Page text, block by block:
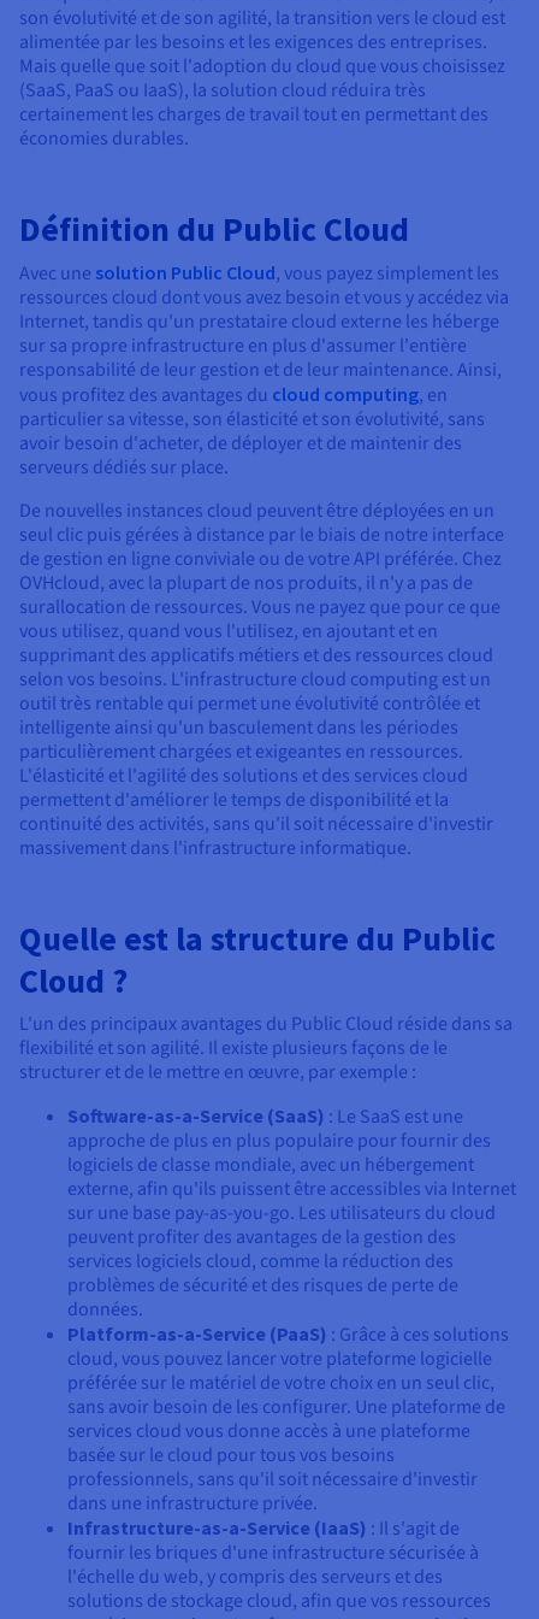
Tarifs
Disponibilités par régions
Documentation
Roadmap & Changelog
Observabilité
Roadmap & Changelog
Roadmap & Changelog
Roadmap & Changelog
Documentation
Roadmap & Changelog
son évolutivité et de son agilité, la transition vers le cloud est
alimentée par les besoins et les exigences des entreprises.
Mais quelle que soit l'adoption du cloud que vous choisissez
(SaaS, PaaS ou IaaS), la solution cloud réduira très
certainement les charges de travail tout en permettant des
économies durables.
Définition du Public Cloud
Avec une solution Public Cloud, vous payez simplement les
ressources cloud dont vous avez besoin et vous y accédez via
Internet, tandis qu'un prestataire cloud externe les héberge
sur sa propre infrastructure en plus d'assumer l'entière
responsabilité de leur gestion et de leur maintenance. Ainsi,
vous profitez des avantages du cloud computing, en
particulier sa vitesse, son élasticité et son évolutivité, sans
avoir besoin d'acheter, de déployer et de maintenir des
serveurs dédiés sur place.
De nouvelles instances cloud peuvent être déployées en un
seul clic puis gérées à distance par le biais de notre interface
de gestion en ligne conviviale ou de votre API préférée. Chez
OVHcloud, avec la plupart de nos produits, il n'y a pas de
surallocation de ressources. Vous ne payez que pour ce que
vous utilisez, quand vous l'utilisez, en ajoutant et en
supprimant des applicatifs métiers et des ressources cloud
selon vos besoins. L'infrastructure cloud computing est un
outil très rentable qui permet une évolutivité contrôlée et
intelligente ainsi qu'un basculement dans les périodes
particulièrement chargées et exigeantes en ressources.
L'élasticité et l'agilité des solutions et des services cloud
permettent d'améliorer le temps de disponibilité et la
continuité des activités, sans qu'il soit nécessaire d'investir
massivement dans l'infrastructure informatique.
Quelle est la structure du Public
Cloud ?
L'un des principaux avantages du Public Cloud réside dans sa
flexibilité et son agilité. Il existe plusieurs façons de le
structurer et de le mettre en œuvre, par exemple :
Software-as-a-Service (SaaS) : Le SaaS est une
approche de plus en plus populaire pour fournir des
logiciels de classe mondiale, avec un hébergement
externe, afin qu'ils puissent être accessibles via Internet
sur une base pay-as-you-go. Les utilisateurs du cloud
peuvent profiter des avantages de la gestion des
services logiciels cloud, comme la réduction des
problèmes de sécurité et des risques de perte de
données.
Platform-as-a-Service (PaaS) : Grâce à ces solutions
cloud, vous pouvez lancer votre plateforme logicielle
préférée sur le matériel de votre choix en un seul clic,
sans avoir besoin de les configurer. Une plateforme de
services cloud vous donne accès à une plateforme
basée sur le cloud pour tous vos besoins
professionnels, sans qu'il soit nécessaire d'investir
dans une infrastructure privée.
Infrastructure-as-a-Service (IaaS) : Il s'agit de
fournir les briques d'une infrastructure sécurisée à
l'échelle du web, y compris des serveurs et des
solutions de stockage cloud, afin que vos ressources